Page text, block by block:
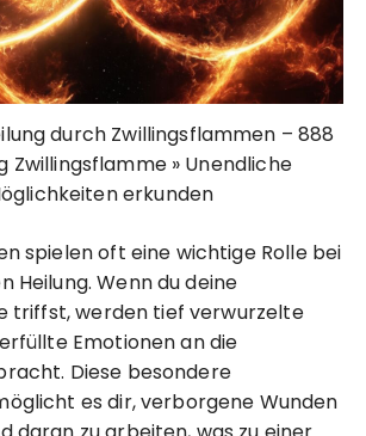
durch Zwillingsflammen – 888
Zwillingsflamme » Unendliche
erkunden
spielen oft eine wichtige Rolle bei
Heilung. Wenn du deine
triffst, werden tief verwurzelte
Emotionen an die
Diese besondere
es dir, verborgene Wunden